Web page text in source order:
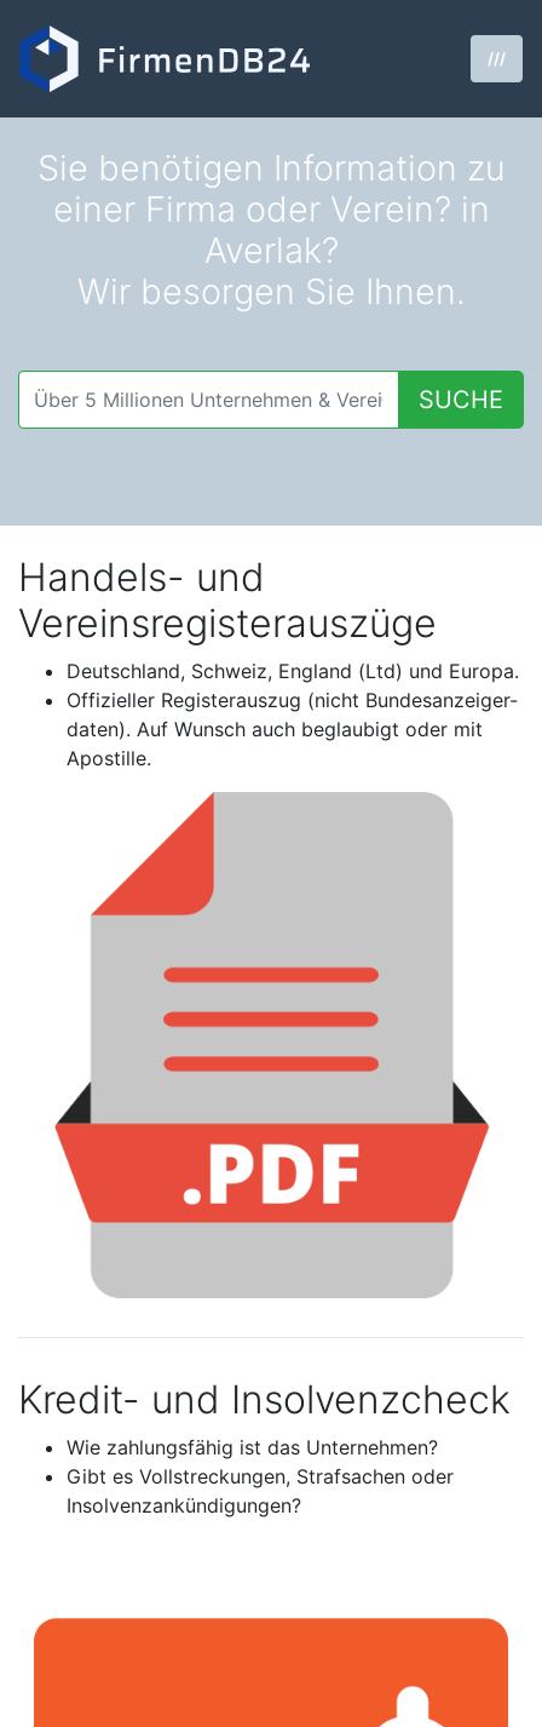
///
Sie benötigen Information zu
einer Firma oder Verein? in
Averlak?
Wir besorgen Sie Ihnen.
SUCHE
Handels- und
Vereinsregisterauszüge
Deutschland, Schweiz, England (Ltd) und Europa.
Offizieller Registerauszug (nicht Bundesanzeiger-
daten). Auf Wunsch auch beglaubigt oder mit
Apostille.
Kredit- und Insolvenzcheck
Wie zahlungsfähig ist das Unternehmen?
Gibt es Vollstreckungen, Strafsachen oder
Insolvenzankündigungen?